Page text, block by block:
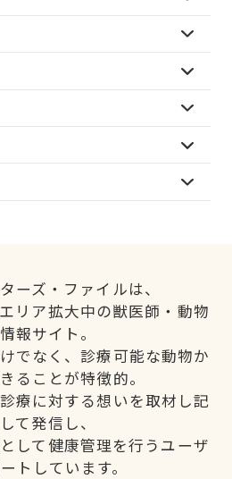
ーズ・ファイルは、
リア拡大中の獣医師・動物
報サイト。
でなく、診療可能な動物か
ることが特徴的。
療に対する想いを取材し記
て発信し、
して健康管理を行うユーザ
トしています。